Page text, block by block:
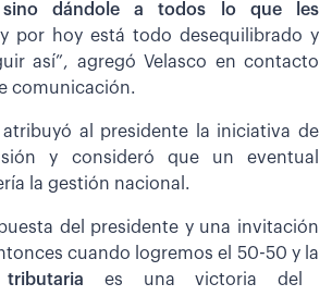
dándole a todos lo que les
por hoy está todo desequilibrado y
así”, agregó Velasco en contacto
comunicación.
atribuyó al presidente la iniciativa de
y consideró que un eventual
la gestión nacional.
del presidente y una invitación
cuando logremos el 50-50 y la
tributaria es una victoria del